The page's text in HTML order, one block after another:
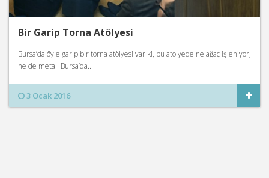
Bir Garip Torna Atölyesi
Bursa’da öyle garip bir torna atölyesi var ki, bu atölyede ne ağaç işleniyor,
ne de metal. Bursa’da...
3 Ocak 2016